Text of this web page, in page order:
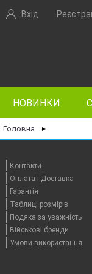
Вхід
НОВИНКИ
Головна ►
Контакти
Оплата i Доставка
Гарантія
Таблицi розмірів
Подяка за уважність
Військові бренди
Умови використання